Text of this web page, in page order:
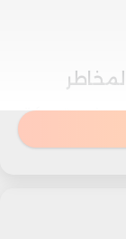
في تهدئة
أن حالة عدم